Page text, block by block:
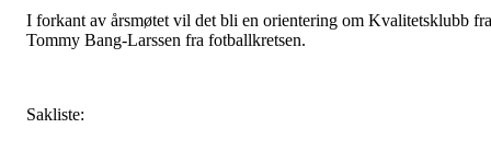
I forkant av årsmøtet vil det bli en orientering om Kvalitetsklubb fra
Tommy Bang-Larssen fra fotballkretsen.
Sakliste: